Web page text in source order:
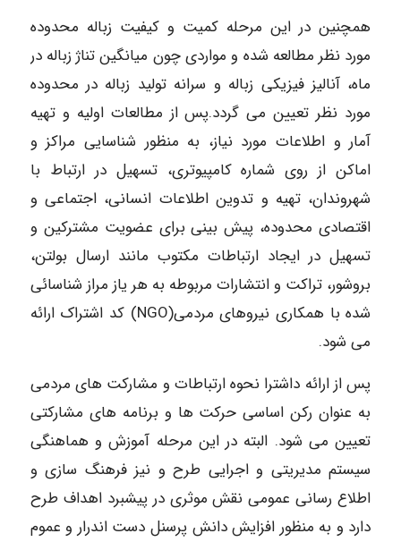
همچنین در این مرحله کمیت و کیفیت زباله محدوده
مورد نظر مطالعه شده و مواردی چون میانگین تناژ زباله در
ماه، آنالیز فیزیکی زباله و سرانه تولید زباله در محدوده
مورد نظر تعیین می گردد.پس از مطالعات اولیه و تهیه
آمار و اطلاعات مورد نیاز، به منظور شناسایی مراکز و
اماکن از روی شماره کامپیوتری، تسهیل در ارتباط با
شهروندان، تهیه و تدوین اطلاعات انسانی، اجتماعی و
اقتصادی محدوده، پیش بینی برای عضویت مشترکین و
تسهیل در ایجاد ارتباطات مکتوب مانند ارسال بولتن،
بروشور، تراکت و انتشارات مربوطه به هر یاز مراز شناسائی
شده با همکاری نیروهای مردمی(NGO) کد اشتراک ارائه
می شود.
پس از ارائه داشترا نحوه ارتباطات و مشارکت های مردمی
به عنوان رکن اساسی حرکت ها و برنامه های مشارکتی
تعیین می شود. البته در این مرحله آموزش و هماهنگی
سیستم مدیریتی و اجرایی طرح و نیز فرهنگ سازی و
اطلاع رسانی عمومی نقش موثری در پیشبرد اهداف طرح
دارد و به منظور افزایش دانش پرسنل دست اندرار و عموم